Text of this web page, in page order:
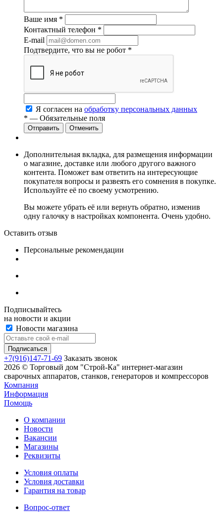
Ваше имя *
Контактный телефон *
E-mail
Подтвердите, что вы не робот *
Я согласен на обработку персональных данных
* — Обязательные поля
Отменить
Дополнительная вкладка, для размещения информации
о магазине, доставке или любого другого важного
контента. Поможет вам ответить на интересующие
покупателя вопросы и развеять его сомнения в покупке.
Используйте её по своему усмотрению.
Вы можете убрать её или вернуть обратно, изменив
одну галочку в настройках компонента. Очень удобно.
Оставить отзыв
Персональные рекомендации
Подписывайтесь
на новости и акции
Новости магазина
+7(916)147-71-69 Заказать звонок
2026 © Торговый дом "Строй-Ка" интернет-магазин
сварочных аппаратов, станков, генераторов и компрессоров
Компания
Информация
Помощь
О компании
Новости
Вакансии
Магазины
Реквизиты
Условия оплаты
Условия доставки
Гарантия на товар
Вопрос-ответ